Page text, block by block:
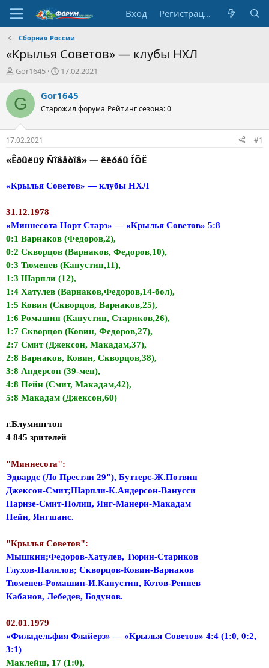
Вход Регистрация
Сборная России
«Крылья Советов» — клубы НХЛ
А
т
о
т
е
м
ы
Gor1645
Д
т
н
а
л
17.02.2021
G Gor1645
Старожил форума Рейтинг сезона: 0
17.02.2021 #1
«Êðûëüÿ Ñîâåòîâ» — êëóáû ÍÕË
«Крылья Советов» — клубы НХЛ
31.12.1978
«Миннесота Норт Старз» — «Крылья Советов» 5:8
0:1 Варнаков (Федоров,2),
0:2 Скворцов (Варнаков, Федоров,10),
0:3 Тюменев (Капустин,11),
1:3 Шарпли (12),
1:4 Хатулев (Варнаков,Федоров,14-бол),
1:5 Ковин (Скворцов, Варнаков,25),
1:6 Ромашин (Капустин, Стариков,26),
1:7 Скворцов (Ковин, Федоров,27),
2:7 Смит (Джексон, Макадам,37),
2:8 Варнаков, Ковин, Скворцов,38),
3:8 Андерсон (39-мен),
4:8 Пейн (Смит, Макадам,42),
5:8 Макадам (Джексон,60)
г.Блумингтон
4 845 зрителей
"Миннесота":
Эдвардс (Ло Престли 29"), Буттерс-Ж.Потвин
Джексон-Смит;Шарпли-К.Андерсон-Ванусси
Паризе-Смит-Полиц, Янг-Манери-Макадам
Пейн, Янгшанс.
"Крылья Советов":
Мышкин;Федоров-Хатулев, Тюрин-Стариков
Глухов-Палилов; Скворцов-Ковин-Варнаков
Тюменев-Ромашин-И.Капустин, Котов-Репнев
Кабанов, Лебедев, Бодунов.
02.01.1979
«Филадельфия Флайерз» — «Крылья Советов» 4:4 (1:0, 0:2,
3:1)
Маклейш, 17 (1:0),